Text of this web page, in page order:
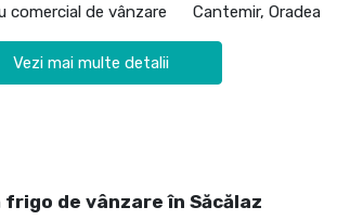
comercial de vânzare Cantemir, Oradea
Vezi mai multe detalii
frigo de vânzare în Săcălaz